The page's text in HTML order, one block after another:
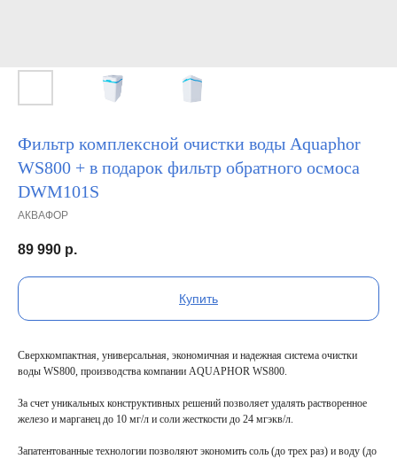
Фильтр комплексной очистки воды Aquaphor
WS800 + в подарок фильтр обратного осмоса
DWM101S
АКВАФОР
89 990 р.
Купить
Сверхкомпактная, универсальная, экономичная и надежная система очистки
воды WS800, производства компании AQUAPHOR WS800.
За счет уникальных конструктивных решений позволяет удалять растворенное
железо и марганец до 10 мг/л и соли жесткости до 24 мгэкв/л.
Запатентованные технологии позволяют экономить соль (до трех раз) и воду (до